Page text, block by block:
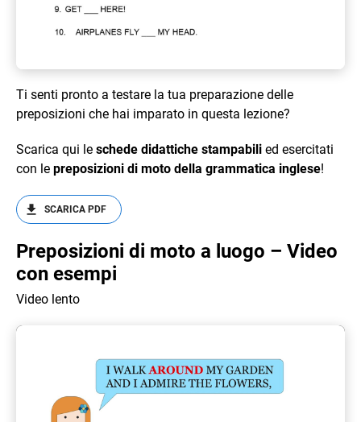
Ti senti pronto a testare la tua preparazione delle
preposizioni che hai imparato in questa lezione?
Scarica qui le schede didattiche stampabili ed esercitati
con le preposizioni di moto della grammatica inglese!
SCARICA PDF
Preposizioni di moto a luogo – Video
con esempi
Video lento